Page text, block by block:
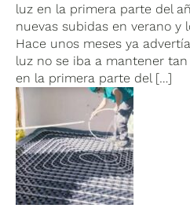
luz en la primera parte del
nuevas subidas en verano y
Hace unos meses ya
luz no se iba a mantener
en la primera parte del […]